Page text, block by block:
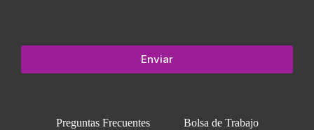
Preguntas Frecuentes Bolsa de Trabajo